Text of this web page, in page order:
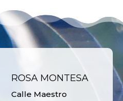
ROSA MONTESA
Calle Maestro